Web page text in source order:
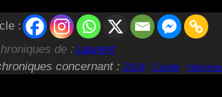
:
de : Laurent
concernant : 2024 Castle